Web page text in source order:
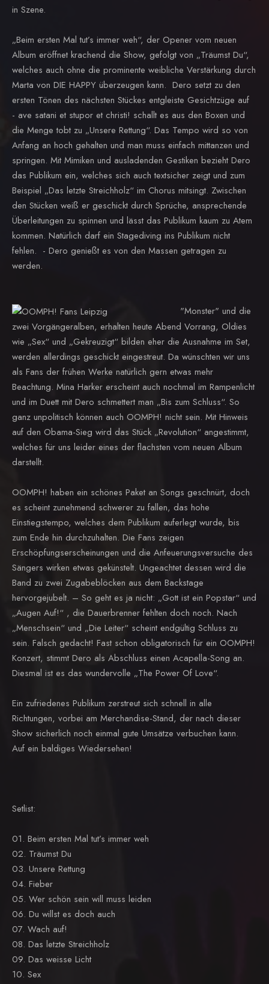
in Szene.
„Beim ersten Mal tut’s immer weh“, der Opener vom neuen
Album eröffnet krachend die Show, gefolgt von „Träumst Du“,
welches auch ohne die prominente weibliche Verstärkung durch
Marta von DIE HAPPY überzeugen kann. Dero setzt zu den
ersten Tönen des nächsten Stückes entgleiste Gesichtzüge auf
- ave satani et stupor et christi! schallt es aus den Boxen und
die Menge tobt zu „Unsere Rettung“. Das Tempo wird so von
Anfang an hoch gehalten und man muss einfach mittanzen und
springen. Mit Mimiken und ausladenden Gestiken bezieht Dero
das Publikum ein, welches sich auch textsicher zeigt und zum
Beispiel „Das letzte Streichholz“ im Chorus mitsingt. Zwischen
den Stücken weiß er geschickt durch Sprüche, ansprechende
Überleitungen zu spinnen und lässt das Publikum kaum zu Atem
kommen. Natürlich darf ein Stagediving ins Publikum nicht
fehlen. - Dero genießt es von den Massen getragen zu
werden.
"Monster" und die
zwei Vorgängeralben, erhalten heute Abend Vorrang, Oldies
wie „Sex“ und „Gekreuzigt“ bilden eher die Ausnahme im Set,
werden allerdings geschickt eingestreut. Da wünschten wir uns
als Fans der frühen Werke natürlich gern etwas mehr
Beachtung. Mina Harker erscheint auch nochmal im Rampenlicht
und im Duett mit Dero schmettert man „Bis zum Schluss“. So
ganz unpolitisch können auch OOMPH! nicht sein. Mit Hinweis
auf den Obama-Sieg wird das Stück „Revolution“ angestimmt,
welches für uns leider eines der flachsten vom neuen Album
darstellt.
OOMPH! haben ein schönes Paket an Songs geschnürt, doch
es scheint zunehmend schwerer zu fallen, das hohe
Einstiegstempo, welches dem Publikum auferlegt wurde, bis
zum Ende hin durchzuhalten. Die Fans zeigen
Erschöpfungserscheinungen und die Anfeuerungsversuche des
Sängers wirken etwas gekünstelt. Ungeachtet dessen wird die
Band zu zwei Zugabeblöcken aus dem Backstage
hervorgejubelt. – So geht es ja nicht: „Gott ist ein Popstar“ und
„Augen Auf!“ , die Dauerbrenner fehlten doch noch. Nach
„Menschsein“ und „Die Leiter“ scheint endgültig Schluss zu
sein. Falsch gedacht! Fast schon obligatorisch für ein OOMPH!
Konzert, stimmt Dero als Abschluss einen Acapella-Song an.
Diesmal ist es das wundervolle „The Power Of Love“.
Ein zufriedenes Publikum zerstreut sich schnell in alle
Richtungen, vorbei am Merchandise-Stand, der nach dieser
Show sicherlich noch einmal gute Umsätze verbuchen kann.
Auf ein baldiges Wiedersehen!
Setlist:
01. Beim ersten Mal tut’s immer weh
02. Träumst Du
03. Unsere Rettung
04. Fieber
05. Wer schön sein will muss leiden
06. Du willst es doch auch
07. Wach auf!
08. Das letzte Streichholz
09. Das weisse Licht
10. Sex